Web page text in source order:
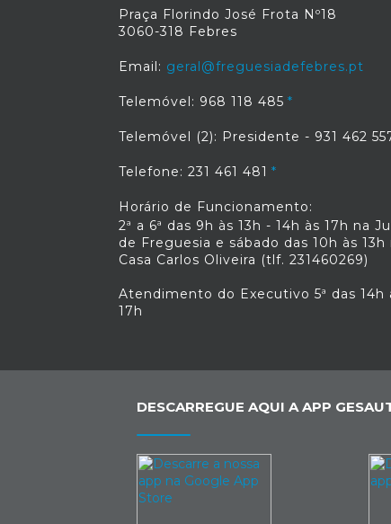
Praça Florindo José Frota Nº18
3060-318 Febres
Email: geral@freguesiadefebres.pt
Telemóvel: 968 118 485
Telemóvel (2): Presidente - 931 462
Telefone: 231 461 481
Horário de Funcionamento:
2ª a 6ª das 9h às 13h - 14h às 17h na
de Freguesia e sábado das 10h às 13h
Casa Carlos Oliveira (tlf. 231460269)
Atendimento do Executivo 5ª das 14h
17h
DESCARREGUE AQUI A APP